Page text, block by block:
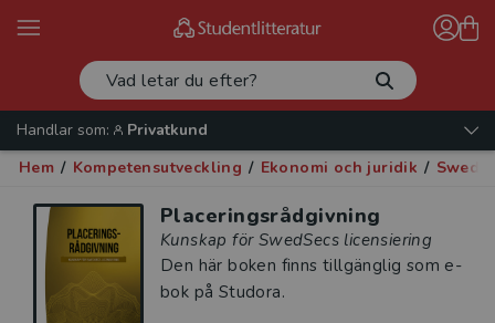
Handlar som:
Privatkund
Hem / Kompetensutveckling / Ekonomi och juridik /
Placeringsrådgivning
Kunskap för SwedSecs licensiering
Den här boken finns tillgänglig som e-
bok på Studora.